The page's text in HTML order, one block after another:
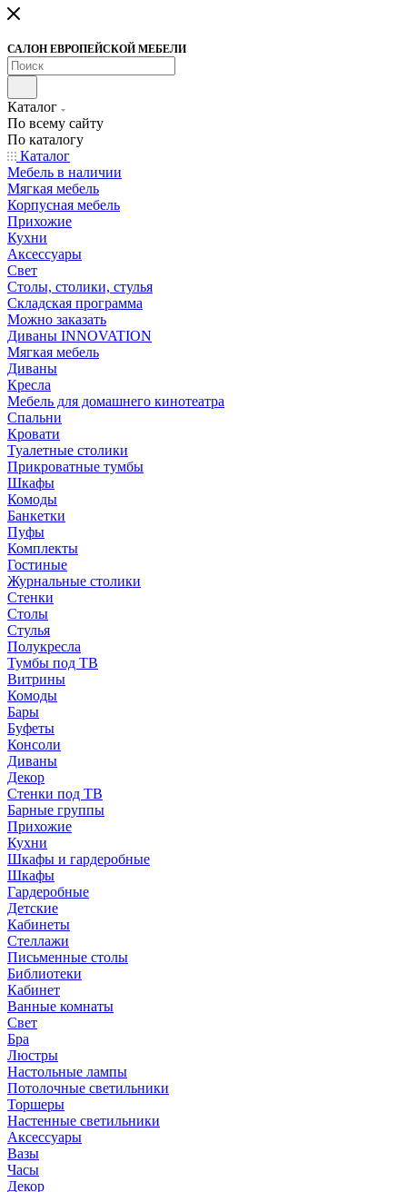
САЛОН ЕВРОПЕЙСКОЙ МЕБЕЛИ
Каталог
По всему сайту
По каталогу
Каталог
Мебель в наличии
Мягкая мебель
Корпусная мебель
Прихожие
Кухни
Аксессуары
Свет
Столы, столики, стулья
Складская программа
Можно заказать
Диваны INNOVATION
Мягкая мебель
Диваны
Кресла
Мебель для домашнего кинотеатра
Спальни
Кровати
Туалетные столики
Прикроватные тумбы
Шкафы
Комоды
Банкетки
Пуфы
Комплекты
Гостиные
Журнальные столики
Стенки
Столы
Стулья
Полукресла
Тумбы под ТВ
Витрины
Комоды
Бары
Буфеты
Консоли
Диваны
Декор
Стенки под ТВ
Барные группы
Прихожие
Кухни
Шкафы и гардеробные
Шкафы
Гардеробные
Детские
Кабинеты
Стеллажи
Письменные столы
Библиотеки
Кабинет
Ванные комнаты
Свет
Бра
Люстры
Настольные лампы
Потолочные светильники
Торшеры
Настенные светильники
Аксессуары
Вазы
Часы
Декор